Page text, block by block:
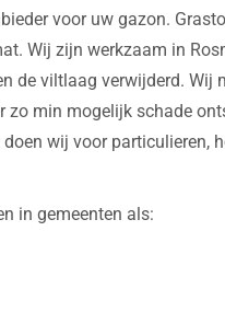
voor uw gazon.
Wij zijn werkzaam in
de viltlaag verwijderd.
zo min mogelijk schade
wij voor particulieren,
in gemeenten als: